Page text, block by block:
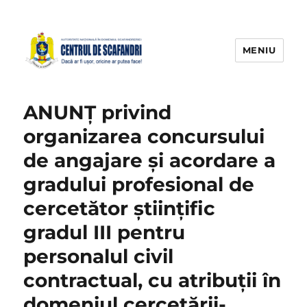
MENIU
ANUNŢ privind
organizarea concursului
de angajare și acordare a
gradului profesional de
cercetător științific
gradul III pentru
personalul civil
contractual, cu atribuții în